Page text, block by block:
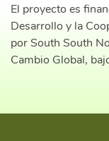
El proyecto es
Desarrollo y la
por South South
Cambio Global,